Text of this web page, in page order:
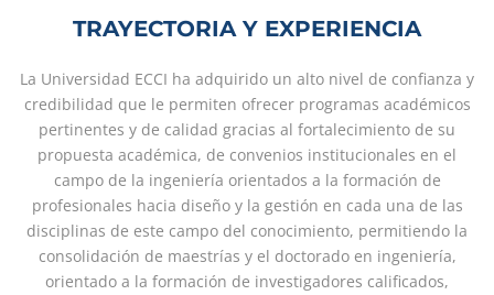
TRAYECTORIA Y EXPERIENCIA
La Universidad ECCI ha adquirido un alto nivel de confianza y
credibilidad que le permiten ofrecer programas académicos
pertinentes y de calidad gracias al fortalecimiento de su
propuesta académica, de convenios institucionales en el
campo de la ingeniería orientados a la formación de
profesionales hacia diseño y la gestión en cada una de las
disciplinas de este campo del conocimiento, permitiendo la
consolidación de maestrías y el doctorado en ingeniería,
orientado a la formación de investigadores calificados,